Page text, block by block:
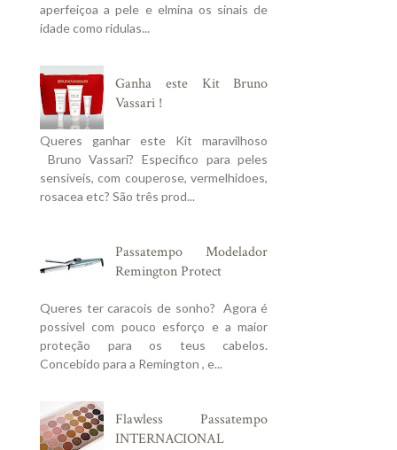
aperfeiçoa a pele e elmina os sinais de
idade como ridulas...
Ganha este Kit Bruno
Vassari !
Queres ganhar este Kit maravilhoso
Bruno Vassari? Especifico para peles
sensiveis, com couperose, vermelhidoes,
rosacea etc? São três prod...
Passatempo Modelador
Remington Protect
Queres ter caracois de sonho? Agora é
possivel com pouco esforço e a maior
proteção para os teus cabelos.
Concebido para a Remington , e...
Flawless Passatempo
INTERNACIONAL